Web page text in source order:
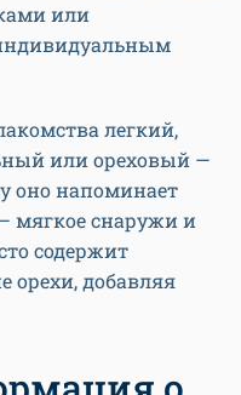
или
легкий,
или ореховый —
оно напоминает
мягкое снаружи и
содержит
орехи, добавляя